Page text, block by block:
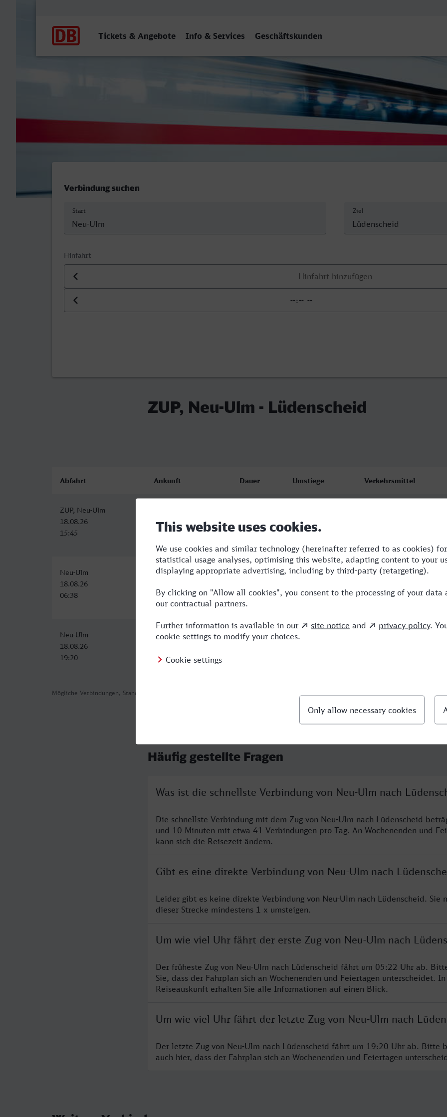
Tickets & Angebote Info & Services Geschäftskunden
ZUP, Neu-Ulm - Lüdenscheid
Verbindung suchen
Start Ziel
Hinfahrt
Datum der Hinfahrt
Uhrzeit der Hinfahrt
ZUP, Neu-Ulm - Lüdenscheid
Mögliche Verbindungen, Stand: 2026-08-04 10:22
Abfahrt Ankunft Dauer Umstiege Verkehrsmittel
ZUP, Neu-Ulm
18.08.26
15:45
18.08.26
20:55
Neu-Ulm
18.08.26
06:38
Lüdenscheid
11:55
5:17 2 RB,ARV,ICE
Neu-Ulm
18.08.26
19:20
Lüdenscheid
05:26
10:06 4
Häufig gestellte Fragen
Was ist die schnellste Verbindung von Neu-Ulm nach
Die schnellste Verbindung mit dem Zug von Neu-Ulm nach Lüdenscheid
und 10 Minuten mit etwa 41 Verbindungen pro Tag. An Wochenenden und
kann sich die Reisezeit ändern.
Gibt es eine direkte Verbindung von Neu-Ulm nach
Leider gibt es keine direkte Verbindung von Neu-Ulm nach Lüdenscheid. Sie
dieser Strecke mindestens 1 x umsteigen.
Um wie viel Uhr fährt der erste Zug von Neu-Ulm nach
Der früheste Zug von Neu-Ulm nach Lüdenscheid fährt um 05:22 Uhr ab.
Sie, dass der Fahrplan sich an Wochenenden und Feiertagen unterscheidet.
Reiseauskunft erhalten Sie alle Informationen auf einen Blick.
Um wie viel Uhr fährt der letzte Zug von Neu-Ulm nach
Der letzte Zug von Neu-Ulm nach Lüdenscheid fährt um 19:20 Uhr ab. Bitte
auch hier, dass der Fahrplan sich an Wochenenden und Feiertagen